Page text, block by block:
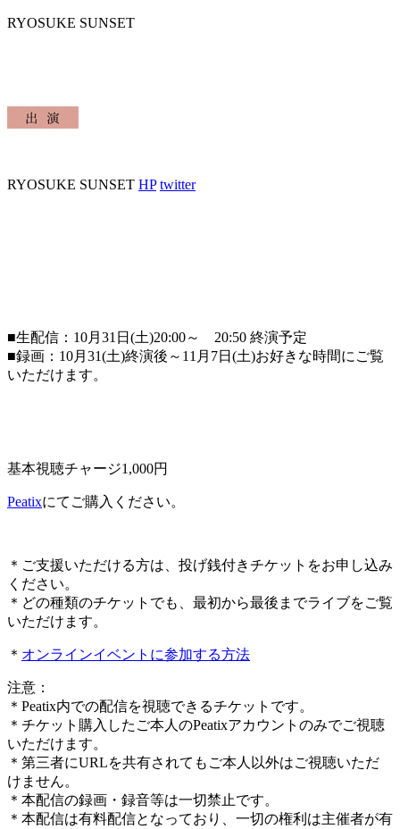
RYOSUKE SUNSET
RYOSUKE SUNSET HP twitter
■生配信：10月31日(土)20:00～ 20:50 終演予定
■録画：10月31(土)終演後～11月7日(土)お好きな時間にご覧
いただけます。
基本視聴チャージ1,000円
Peatixにてご購入ください。
＊ご支援いただける方は、投げ銭付きチケットをお申し込み
ください。
＊どの種類のチケットでも、最初から最後までライブをご覧
いただけます。
＊ オンラインイベントに参加する方法
注意：
＊Peatix内での配信を視聴できるチケットです。
＊チケット購入したご本人のPeatixアカウントのみでご視聴
いただけます。
＊第三者にURLを共有されてもご本人以外はご視聴いただ
けません。
＊本配信の録画・録音等は一切禁止です。
＊本配信は有料配信となっており、一切の権利は主催者が有